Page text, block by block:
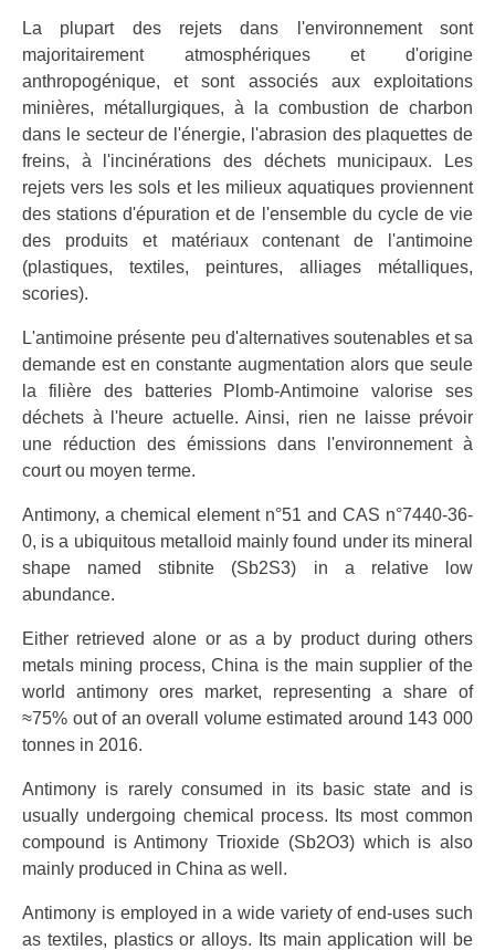
La plupart des rejets dans l'environnement sont
majoritairement atmosphériques et d'origine
anthropogénique, et sont associés aux exploitations
minières, métallurgiques, à la combustion de charbon
dans le secteur de l'énergie, l'abrasion des plaquettes de
freins, à l'incinérations des déchets municipaux. Les
rejets vers les sols et les milieux aquatiques proviennent
des stations d'épuration et de l'ensemble du cycle de vie
des produits et matériaux contenant de l'antimoine
(plastiques, textiles, peintures, alliages métalliques,
scories).
L'antimoine présente peu d'alternatives soutenables et sa
demande est en constante augmentation alors que seule
la filière des batteries Plomb-Antimoine valorise ses
déchets à l'heure actuelle. Ainsi, rien ne laisse prévoir
une réduction des émissions dans l'environnement à
court ou moyen terme.
Antimony, a chemical element n°51 and CAS n°7440-36-
0, is a ubiquitous metalloid mainly found under its mineral
shape named stibnite (Sb2S3) in a relative low
abundance.
Either retrieved alone or as a by product during others
metals mining process, China is the main supplier of the
world antimony ores market, representing a share of
≈75% out of an overall volume estimated around 143 000
tonnes in 2016.
Antimony is rarely consumed in its basic state and is
usually undergoing chemical process. Its most common
compound is Antimony Trioxide (Sb2O3) which is also
mainly produced in China as well.
Antimony is employed in a wide variety of end-uses such
as textiles, plastics or alloys. Its main application will be